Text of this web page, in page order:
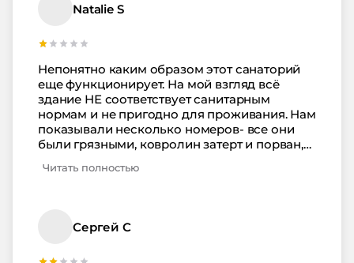
Natalie S
Непонятно каким образом этот санаторий
еще функционирует. На мой взгляд всё
здание НЕ соответствует санитарным
нормам и не пригодно для проживания. Нам
показывали несколько номеров- все они
были грязными, ковролин затерт и порван,
выпадают- опасно пользоваться, стекла
принимать душ, плитка отваливается,
полотенца разного размера и цвета,
Читать полностью
Сергей С